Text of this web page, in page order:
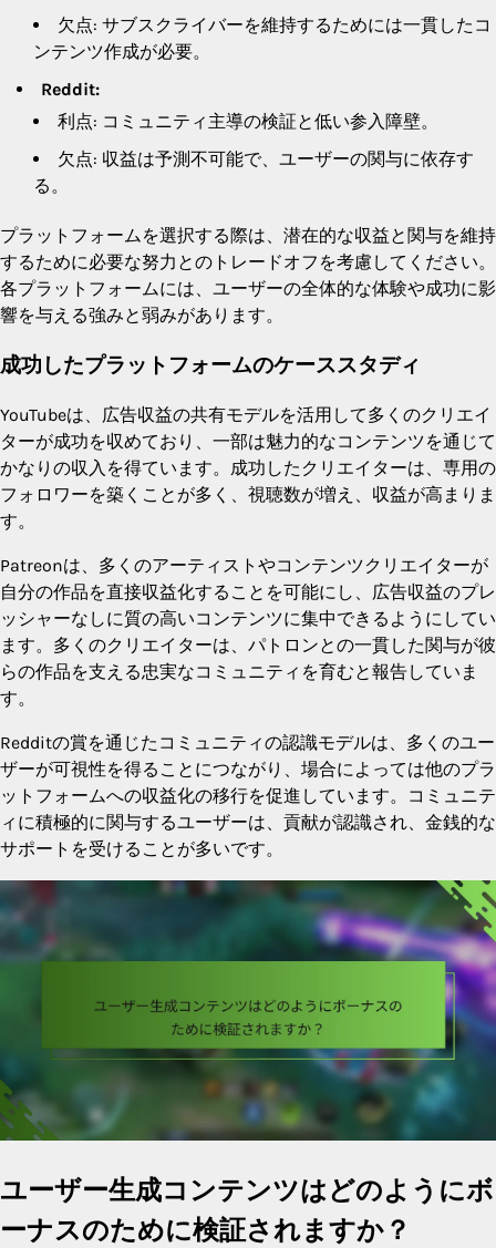
欠点: サブスクライバーを維持するためには一貫したコ
ンテンツ作成が必要。
Reddit:
利点: コミュニティ主導の検証と低い参入障壁。
欠点: 収益は予測不可能で、ユーザーの関与に依存す
る。
プラットフォームを選択する際は、潜在的な収益と関与を維持
するために必要な努力とのトレードオフを考慮してください。
各プラットフォームには、ユーザーの全体的な体験や成功に影
響を与える強みと弱みがあります。
成功したプラットフォームのケーススタディ
YouTubeは、広告収益の共有モデルを活用して多くのクリエイ
ターが成功を収めており、一部は魅力的なコンテンツを通じて
かなりの収入を得ています。成功したクリエイターは、専用の
フォロワーを築くことが多く、視聴数が増え、収益が高まりま
す。
Patreonは、多くのアーティストやコンテンツクリエイターが
自分の作品を直接収益化することを可能にし、広告収益のプレ
ッシャーなしに質の高いコンテンツに集中できるようにしてい
ます。多くのクリエイターは、パトロンとの一貫した関与が彼
らの作品を支える忠実なコミュニティを育むと報告していま
す。
Redditの賞を通じたコミュニティの認識モデルは、多くのユー
ザーが可視性を得ることにつながり、場合によっては他のプラ
ットフォームへの収益化の移行を促進しています。コミュニテ
ィに積極的に関与するユーザーは、貢献が認識され、金銭的な
サポートを受けることが多いです。
ユーザー生成コンテンツはどのようにボ
ーナスのために検証されますか？